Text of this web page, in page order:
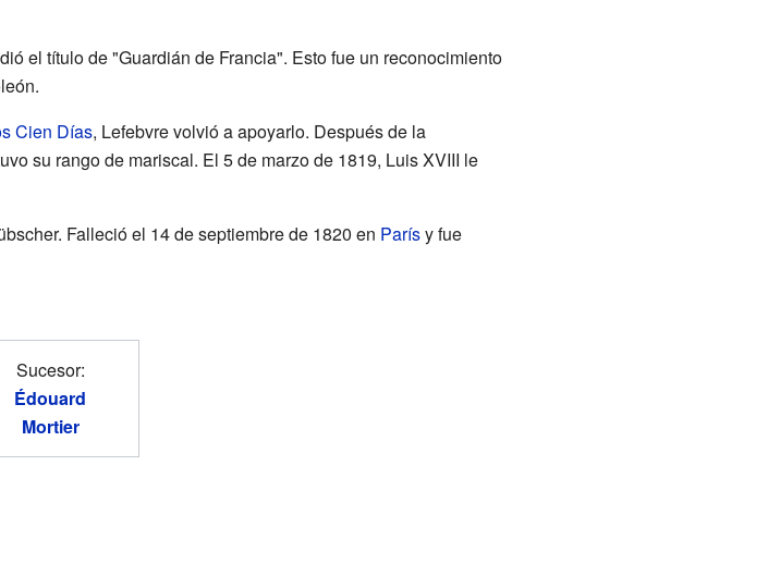
el título de "Guardián de Francia". Esto fue un reconocimiento
Cien Días, Lefebvre volvió a apoyarlo. Después de la
su rango de mariscal. El 5 de marzo de 1819, Luis XVIII le
Falleció el 14 de septiembre de 1820 en Parísy fue
Sucesor:
Édouard
Mortier